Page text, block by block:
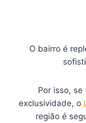
O bairro é
Por isso,
exclusividade, o
região é